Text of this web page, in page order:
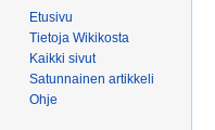
Etusivu
Tietoja Wikikosta
Kaikki sivut
Satunnainen artikkeli
Ohje